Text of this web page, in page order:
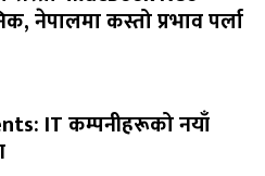
नेपालमा कस्तो प्रभाव पर्ला
IT कम्पनीहरूको नयाँ